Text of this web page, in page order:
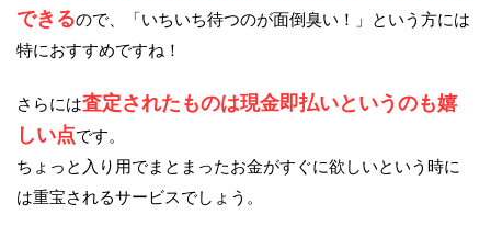
できるので、「いちいち待つのが面倒臭い！」という方には
特におすすめですね！
さらには査定されたものは現金即払いというのも嬉
しい点です。
ちょっと入り用でまとまったお金がすぐに欲しいという時に
は重宝されるサービスでしょう。